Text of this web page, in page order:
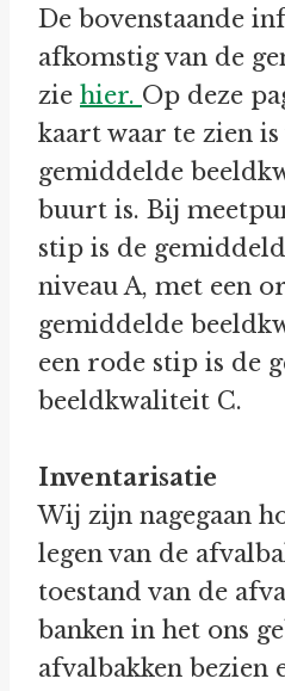
De bovenstaande
afkomstig van de
zie hier. Op deze
kaart waar te zien is
gemiddelde
buurt is. Bij
stip is de
niveau A, met een
gemiddelde
een rode stip is de
beeldkwaliteit C.
Inventarisatie
Wij zijn nagegaan
legen van de
toestand van de
banken in het ons
afvalbakken bezien